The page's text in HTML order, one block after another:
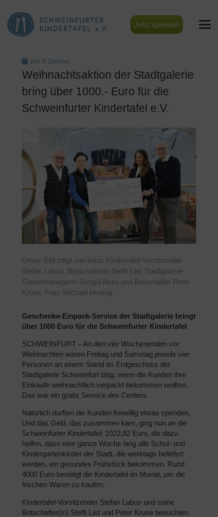
Jetzt spenden
vor 3 Jahren
Weihnachtsaktion der Stadtgalerie
bring über 1000.- Euro für die
Schweinfurter Kindertafel e.V.
Unser Bild zeigt von links: Kindertafel-Vorsitzender
Stefan Labus, Botschafterin Steffi List, Stadtgalerie-
Centermanagerin Songül Aksu und Botschafter Peter
Kruse. Foto: Michael Horling
Geschenke-Einpack-Service der Stadtgalerie bringt
über 1000 Euro für die Schweinfurter Kindertafel
SCHWEINFURT – An den vier Wochenenden vor
Weihnachten waren Freitag und Samstag jeweils vier
Personen an einem Stand im Erdgeschoss der
Stadtgalerie Schweinfurt tätig, wenn die Kunden ihre
Einkäufe weihnachtlich verpackt bekommen wollten.
Das war ein gratis Service des Centers.
Natürlich durften die Kunden freiwillig etwas spenden.
Und das Geld, das zusammen kam, ging nun an die
Schweinfurter Kindertafel: 1022,82 Euro, die dazu
helfen, dass eine ganze Woche lang alle Schul- und
Kindergartenkinder der Stadt, die werktags beliefert
werden, ein gesundes Frühstück bekommen. Rund
4000 Euro benötigt die Kindertafel im Monat, um die
frischen Waren zu kaufen.
Kindertafel-Vorsitzender Stefan Labus und seine
Botschafter(in) Steffi List und Peter Kruse besuchten